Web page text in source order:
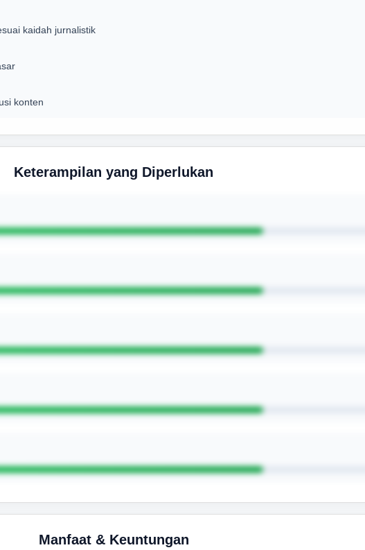
kaidah jurnalistik
konten
Keterampilan yang Diperlukan
Manfaat & Keuntungan